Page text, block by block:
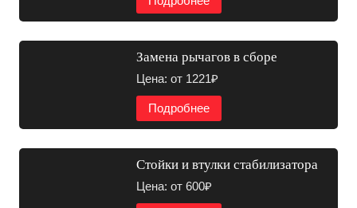
Замена рычагов в сборе
Цена: от 1221₽
Подробнее
Стойки и втулки стабилизатора
Цена: от 600₽